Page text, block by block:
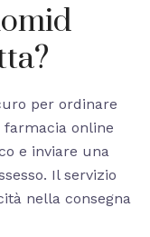
per ordinare
online
e inviare una
Il servizio
nella consegna